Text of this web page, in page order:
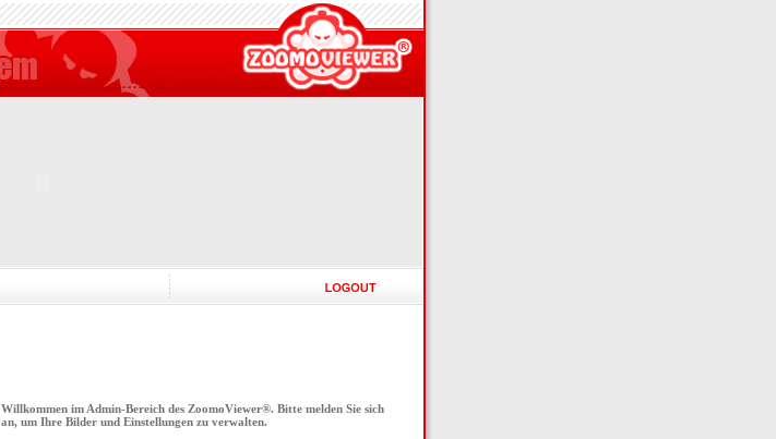
Willkommen im Admin-Bereich des ZoomoViewer®. Bitte melden Sie sich
an, um Ihre Bilder und Einstellungen zu verwalten.